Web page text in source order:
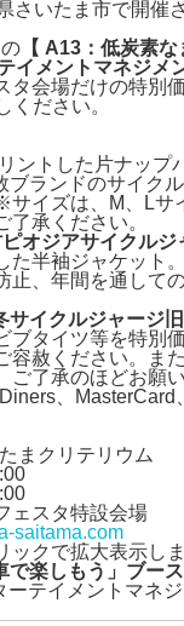
県さいたま市で開
【 A13：低炭素
イメントマネジメ
タ会場だけの特別
ください。
ントした片ナップ
ランドのサイク
イズは、M、Lサ
承ください。
オジアサイクルジ
た半袖ジャケット
止、年間を通して
サイクルジャージ
ブタイツ等を特別
赦ください。ま
ご了承のほどお願
、
まクリテリウム
ェスタ特設会場
saitama.com
ックで拡大表示し
で楽しもう」ブー
テイメントマネ